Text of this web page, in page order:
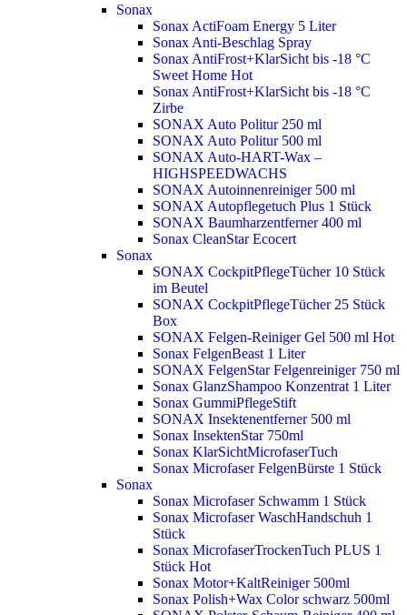
Sonax
Sonax ActiFoam Energy 5 Liter
Sonax Anti-Beschlag Spray
Sonax AntiFrost+KlarSicht bis -18 °C
Sweet Home Hot
Sonax AntiFrost+KlarSicht bis -18 °C
Zirbe
SONAX Auto Politur 250 ml
SONAX Auto Politur 500 ml
SONAX Auto-HART-Wax –
HIGHSPEEDWACHS
SONAX Autoinnenreiniger 500 ml
SONAX Autopflegetuch Plus 1 Stück
SONAX Baumharzentferner 400 ml
Sonax CleanStar Ecocert
Sonax
SONAX CockpitPflegeTücher 10 Stück
im Beutel
SONAX CockpitPflegeTücher 25 Stück
Box
SONAX Felgen-Reiniger Gel 500 ml Hot
Sonax FelgenBeast 1 Liter
SONAX FelgenStar Felgenreiniger 750 ml
Sonax GlanzShampoo Konzentrat 1 Liter
Sonax GummiPflegeStift
SONAX Insektenentferner 500 ml
Sonax InsektenStar 750ml
Sonax KlarSichtMicrofaserTuch
Sonax Microfaser FelgenBürste 1 Stück
Sonax
Sonax Microfaser Schwamm 1 Stück
Sonax Microfaser WaschHandschuh 1
Stück
Sonax MicrofaserTrockenTuch PLUS 1
Stück Hot
Sonax Motor+KaltReiniger 500ml
Sonax Polish+Wax Color schwarz 500ml